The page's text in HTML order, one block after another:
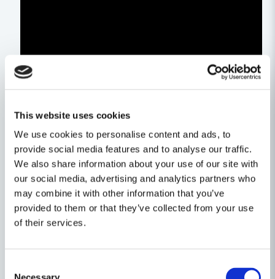
This website uses cookies
We use cookies to personalise content and ads, to
provide social media features and to analyse our traffic.
We also share information about your use of our site with
our social media, advertising and analytics partners who
may combine it with other information that you’ve
provided to them or that they’ve collected from your use
of their services.